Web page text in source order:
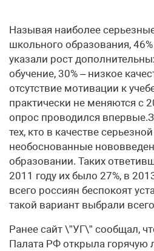
Называя наиболее
школьного образования,
указали рост
обучение, 30% – низкое
отсутствие мотивации к
практически не меняются с
опрос проводился
тех, кто в качестве
необоснованные
образовании. Таких
2011 году их было 27%, в
всего россиян беспокоят
такой вариант выбрали
Ранее сайт \”УГ\” сообщал,
Палата РФ открыла